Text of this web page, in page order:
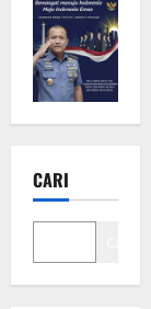
CARI